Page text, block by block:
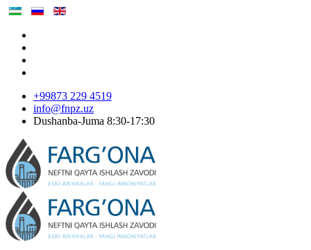
+99873 229 4519
info@fnpz.uz
Dushanba-Juma 8:30-17:30